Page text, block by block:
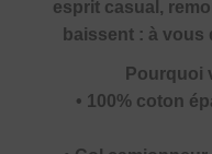
esprit casual,
baissent : à
Pourquoi
• 100% coton